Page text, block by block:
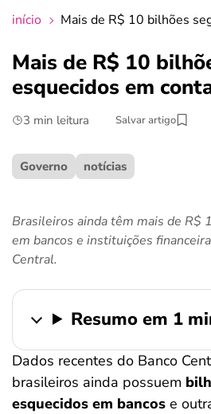
crédito fácil
últimas notícias
ferramentas
início Mais de R$ 10 bilhões
Mais de R$ 10
esquecidos em
3 min leitura Salvar artigo
Governo notícias
Brasileiros ainda têm mais de R$
em bancos e instituições
Central.
Resumo em 1
Dados recentes do Banco
brasileiros ainda possuem
esquecidos em bancos e